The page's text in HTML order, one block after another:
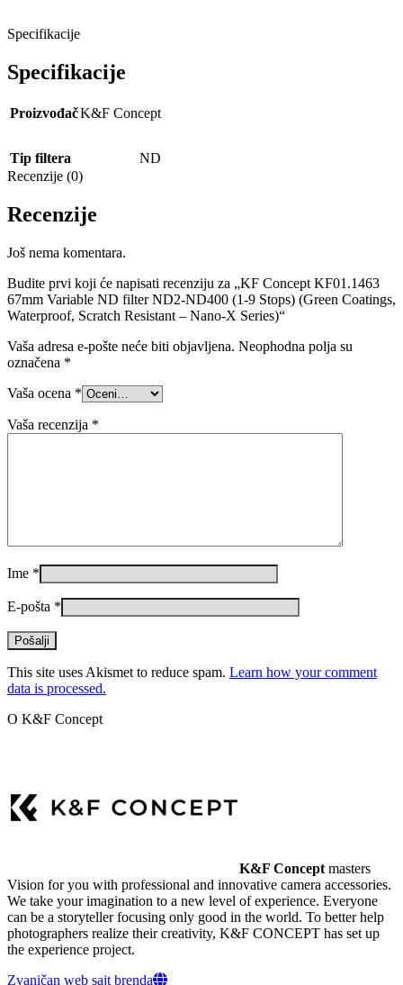
Specifikacije
Specifikacije
ProizvođačK&F Concept
Tip filtera
ND
Recenzije (0)
Recenzije
Još nema komentara.
Budite prvi koji će napisati recenziju za „KF Concept KF01.1463
67mm Variable ND filter ND2-ND400 (1-9 Stops) (Green Coatings,
Waterproof, Scratch Resistant – Nano-X Series)“
Vaša adresa e-pošte neće biti objavljena. Neophodna polja su
označena *
Vaša ocena *
Vaša recenzija *
Ime *
E-pošta *
This site uses Akismet to reduce spam. Learn how your comment
data is processed.
O K&F Concept
K&F Concept masters
Vision for you with professional and innovative camera accessories.
We take your imagination to a new level of experience. Everyone
can be a storyteller focusing only good in the world. To better help
photographers realize their creativity, K&F CONCEPT has set up
the experience project.
Zvaničan web sajt brenda